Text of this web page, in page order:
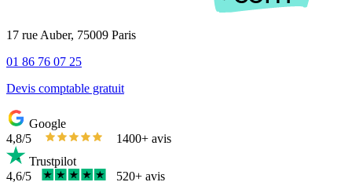
17 rue Auber, 75009 Paris
01 86 76 07 25
Devis comptable gratuit
Google
4,8/5
1400+ avis
Trustpilot
4,6/5
520+ avis